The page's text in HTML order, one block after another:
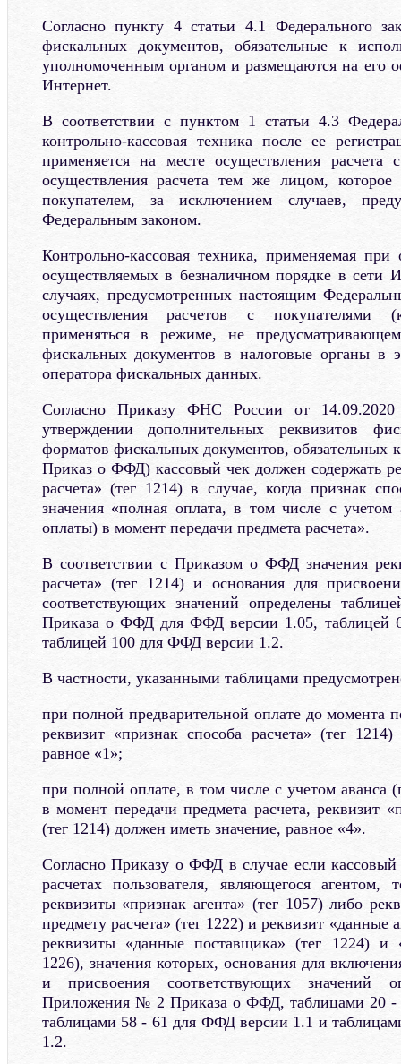
Согласно пункту 4 статьи 4.1 Федерального
фискальных документов, обязательные к
уполномоченным органом и размещаются на его
Интернет.
В соответствии с пунктом 1 статьи 4.3
контрольно-кассовая техника после ее
применяется на месте осуществления
осуществления расчета тем же лицом, которое
покупателем, за исключением случаев,
Федеральным законом.
Контрольно-кассовая техника, применяемая при
осуществляемых в безналичном порядке в сети
случаях, предусмотренных настоящим
осуществления расчетов с покупателями
применяться в режиме, не предусматривающем
фискальных документов в налоговые органы в
оператора фискальных данных.
Согласно Приказу ФНС России от
утверждении дополнительных реквизитов
форматов фискальных документов, обязательных
Приказ о ФФД) кассовый чек должен содержать
расчета» (тег 1214) в случае, когда признак
значения «полная оплата, в том числе с учетом
оплаты) в момент передачи предмета расчета».
В соответствии с Приказом о ФФД значения
расчета» (тег 1214) и основания для
соответствующих значений определены
Приказа о ФФД для ФФД версии 1.05, таблицей
таблицей 100 для ФФД версии 1.2.
В частности, указанными таблицами
при полной предварительной оплате до момента
реквизит «признак способа расчета» (тег
равное «1»;
при полной оплате, в том числе с учетом аванса
в момент передачи предмета расчета, реквизит
(тег 1214) должен иметь значение, равное «4».
Согласно Приказу о ФФД в случае если кассовый
расчетах пользователя, являющегося
реквизиты «признак агента» (тег 1057) либо
предмету расчета» (тег 1222) и реквизит «данные
реквизиты «данные поставщика» (тег 1224)
1226), значения которых, основания для
и присвоения соответствующих значений
Приложения № 2 Приказа о ФФД, таблицами 20
таблицами 58 - 61 для ФФД версии 1.1 и
1.2.